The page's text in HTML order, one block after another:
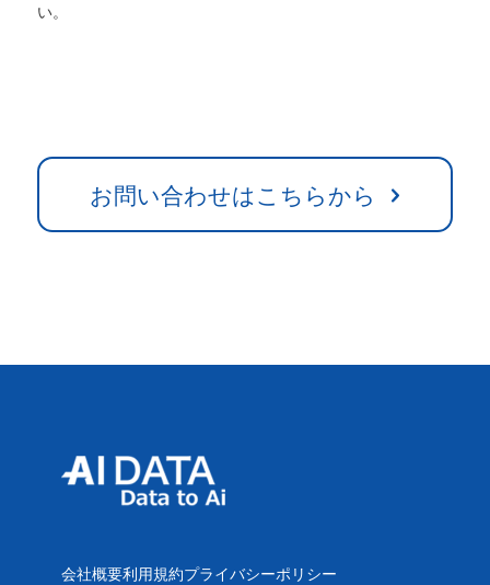
い。
お問い合わせはこちらから
会社概要利用規約プライバシーポリシー